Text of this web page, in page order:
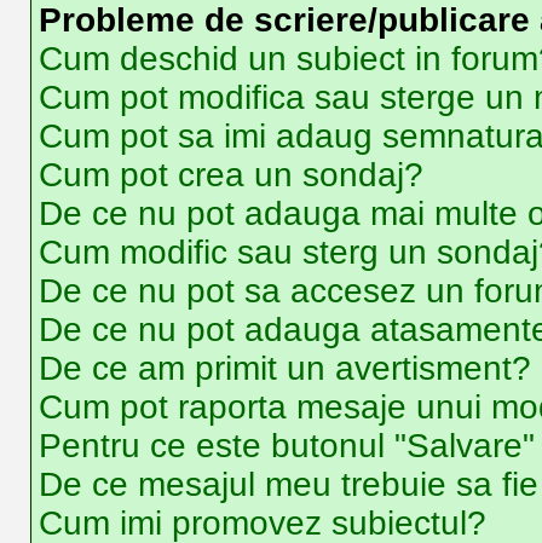
Probleme de scriere/publicare
Cum deschid un subiect in
Cum pot modifica sau sterge un
Cum pot sa imi adaug
Cum pot crea un sondaj?
De ce nu pot adauga mai multe
Cum modific sau sterg un
De ce nu pot sa accesez un
De ce nu pot adauga
De ce am primit un avertisment?
Cum pot raporta mesaje unui
Pentru ce este butonul
De ce mesajul meu trebuie sa
Cum imi promovez subiectul?